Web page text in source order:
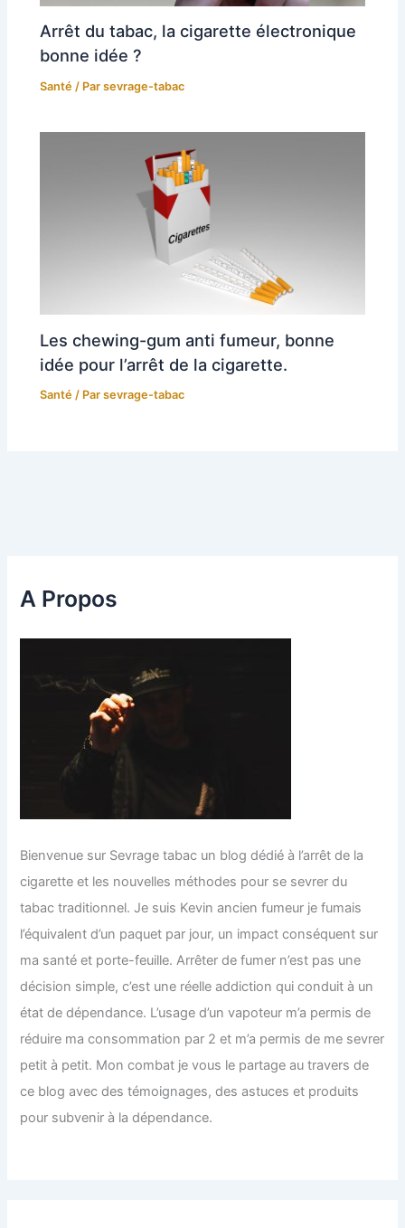
Arrêt du tabac, la cigarette électronique
bonne idée ?
Santé / Parsevrage-tabac
Les chewing-gum anti fumeur, bonne
idée pour l’arrêt de la cigarette.
Santé / Parsevrage-tabac
A Propos
Bienvenue sur Sevrage tabac un blog dédié à l’arrêt de la
cigarette et les nouvelles méthodes pour se sevrer du
tabac traditionnel. Je suis Kevin ancien fumeur je fumais
l’équivalent d’un paquet par jour, un impact conséquent sur
ma santé et porte-feuille. Arrêter de fumer n’est pas une
décision simple, c’est une réelle addiction qui conduit à un
état de dépendance. L’usage d’un vapoteur m’a permis de
réduire ma consommation par 2 et m’a permis de me sevrer
petit à petit. Mon combat je vous le partage au travers de
ce blog avec des témoignages, des astuces et produits
pour subvenir à la dépendance.